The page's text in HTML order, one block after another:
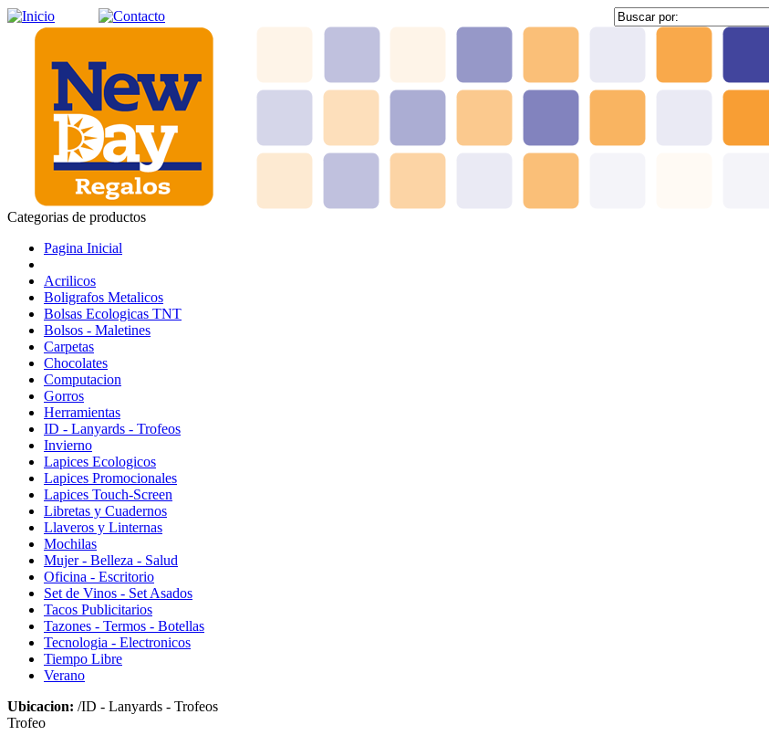
Categorias de productos
Pagina Inicial
Acrilicos
Boligrafos Metalicos
Bolsas Ecologicas TNT
Bolsos - Maletines
Carpetas
Chocolates
Computacion
Gorros
Herramientas
ID - Lanyards - Trofeos
Invierno
Lapices Ecologicos
Lapices Promocionales
Lapices Touch-Screen
Libretas y Cuadernos
Llaveros y Linternas
Mochilas
Mujer - Belleza - Salud
Oficina - Escritorio
Set de Vinos - Set Asados
Tacos Publicitarios
Tazones - Termos - Botellas
Tecnologia - Electronicos
Tiempo Libre
Verano
Ubicacion: /ID - Lanyards - Trofeos
Trofeo